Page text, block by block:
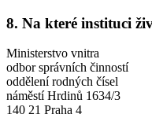
8. Na které instituci
Ministerstvo vnitra
odbor správních činností
oddělení rodných čísel
náměstí Hrdinů 1634/3
140 21 Praha 4